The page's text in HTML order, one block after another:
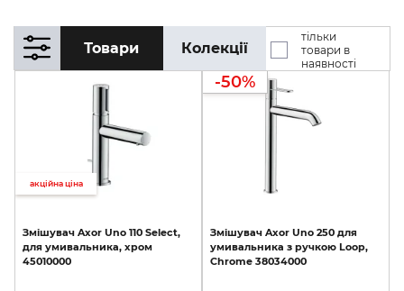
Товари Колекції
тільки
товари в
наявності
акційна ціна
Змішувач Axor Uno 110 Select,
для умивальника, хром
45010000
-50%
Змішувач Axor Uno 250 для
умивальника з ручкою Loop,
Chrome 38034000